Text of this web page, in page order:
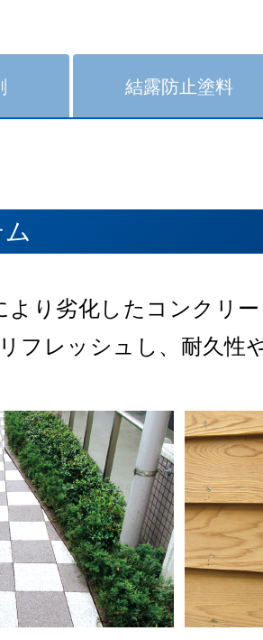
結露防止塗料
グ材
上げ材に使え、撥水・
性などの効果が
ある画
最適な屋根用塗料です。
、 目的に応じた製品を
の吸水性・水分発散性を
わず、優れた結露防止
保護塗料
透水性・耐候性・耐油性
ジナル商品。施工は1
より劣化した コンクリ
フレッシュし、 耐久性